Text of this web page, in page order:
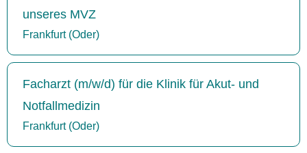
unseres MVZ
Frankfurt (Oder)
Facharzt (m/w/d) für die Klinik für Akut- und
Notfallmedizin
Frankfurt (Oder)